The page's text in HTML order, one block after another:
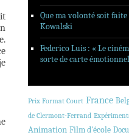
Que ma volonté soit faite
Kowalski
Federico Luis : « Le
sorte de carte
Prix Format Court France
de Clermont-Ferrand
Animation Film d'école